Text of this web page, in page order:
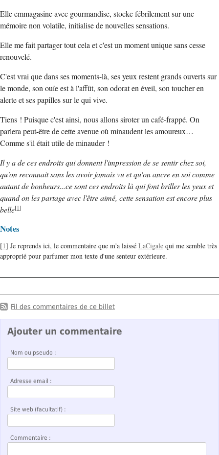
Elle emmagasine avec gourmandise, stocke fébrilement sur une
mémoire non volatile, initialise de nouvelles sensations.
Elle me fait partager tout cela et c'est un moment unique sans cesse
renouvelé.
C'est vrai que dans ses moments-là, ses yeux restent grands ouverts sur
le monde, son ouïe est à l'affût, son odorat en éveil, son toucher en
alerte et ses papilles sur le qui vive.
Tiens ! Puisque c'est ainsi, nous allons siroter un café-frappé. On
parlera peut-être de cette avenue où minaudent les amoureux…
Comme s'il était utile de minauder !
Il y a de ces endroits qui donnent l'impression de se sentir chez soi,
qu'on reconnait sans les avoir jamais vu et qu'on ancre en soi comme
autant de bonheurs...ce sont ces endroits là qui font briller les yeux et
quand on les partage avec l'être aimé, cette sensation est encore plus
belle[ 1]
Notes
[1] Je reprends ici, le commentaire que m'a laissé LaCigale qui me semble très
approprié pour parfumer mon texte d'une senteur extérieure.
Fil des commentaires de ce billet
Ajouter un commentaire
Nom ou pseudo :
Adresse email :
Site web (facultatif) :
Commentaire :